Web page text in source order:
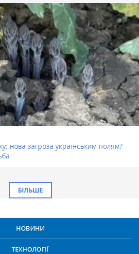
нова загроза українським полям?
БІЛЬШЕ
НОВИНИ
ТЕХНОЛОГІЇ